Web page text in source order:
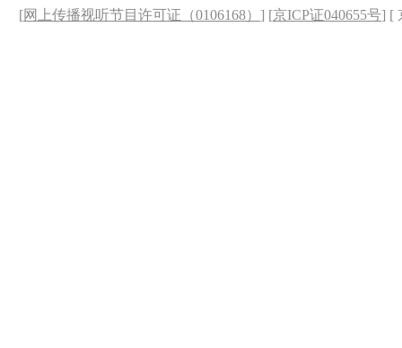
[网上传播视听节目许可证（0106168） ] [京ICP证040655号] [